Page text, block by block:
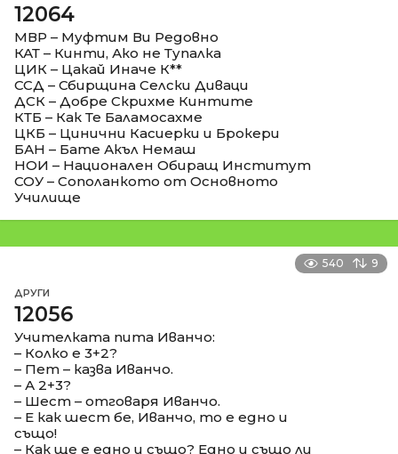
12064
МВР – Муфтим Ви Редовно
КАТ – Кинти, Ако не Тупалка
ЦИК – Цакай Иначе К**
ССД – Сбирщина Селски Диваци
ДСК – Добре Скрихме Кинтите
КТБ – Как Те Баламосахме
ЦКБ – Цинични Касиерки и Брокери
БАН – Бате Акъл Немаш
НОИ – Национален Обиращ Институт
СОУ – Сополанкото от Основното
Училище
540 9
ДРУГИ
12056
Учителката пита Иванчо:
– Колко е 3+2?
– Пет – казва Иванчо.
– А 2+3?
– Шест – отговаря Иванчо.
– Е как шест бе, Иванчо, то е едно и
също!
– Как ще е едно и също? Едно и също ли